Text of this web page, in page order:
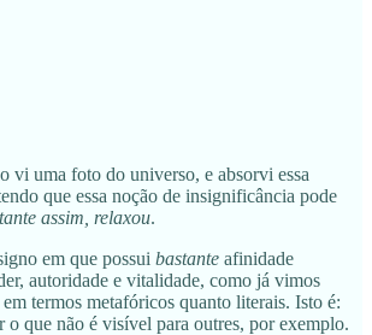
vi uma foto do universo, e absorvi essa
que essa noção de insignificância pode
assim, relaxou.
em que possui bastante afinidade
autoridade e vitalidade, como já vimos
termos metafóricos quanto literais. Isto é:
o que não é visível para outres, por exemplo.